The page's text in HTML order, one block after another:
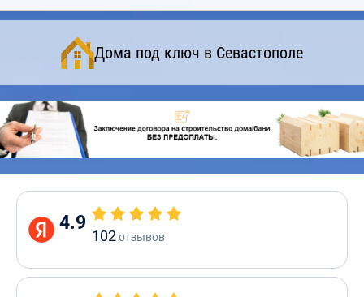
Дома под ключ в Севастополе
4.9
102отзывов